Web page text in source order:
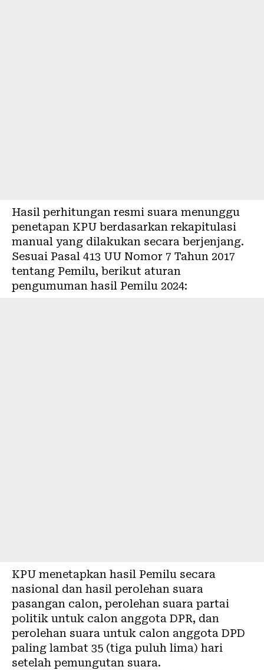
Hasil perhitungan resmi suara menunggu
penetapan KPU berdasarkan rekapitulasi
manual yang dilakukan secara berjenjang.
Sesuai Pasal 413 UU Nomor 7 Tahun 2017
tentang Pemilu, berikut aturan
pengumuman hasil Pemilu 2024:
KPU menetapkan hasil Pemilu secara
nasional dan hasil perolehan suara
pasangan calon, perolehan suara partai
politik untuk calon anggota DPR, dan
perolehan suara untuk calon anggota DPD
paling lambat 35 (tiga puluh lima) hari
setelah pemungutan suara.